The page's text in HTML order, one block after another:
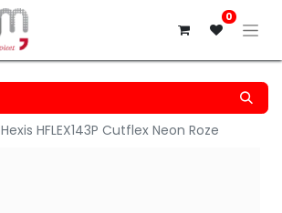
0
Hexis HFLEX143P Cutflex Neon Roze